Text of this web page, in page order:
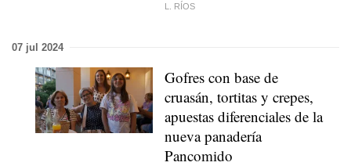
L. RÍOS
07 jul 2024
Gofres con base de
cruasán, tortitas y crepes,
apuestas diferenciales de la
nueva panadería
Pancomido